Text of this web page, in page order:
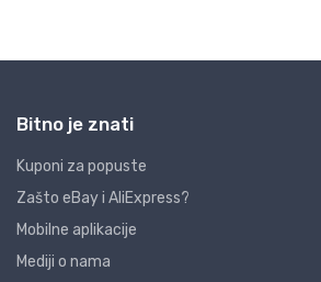
Bitno je znati
Kuponi za popuste
Zašto eBay i AliExpress?
Mobilne aplikacije
Mediji o nama